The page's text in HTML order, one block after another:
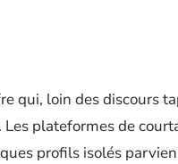
qui, loin des discours
plateformes de
profils isolés